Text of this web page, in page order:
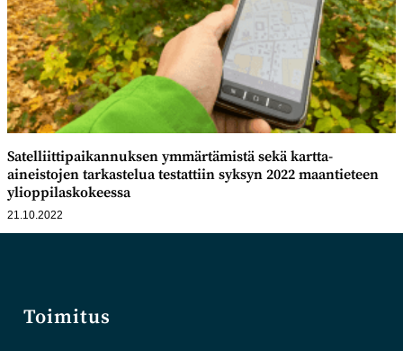
Satelliittipaikannuksen ymmärtämistä sekä kartta-
aineistojen tarkastelua testattiin syksyn 2022 maantieteen
ylioppilaskokeessa
21.10.2022
Toimitus